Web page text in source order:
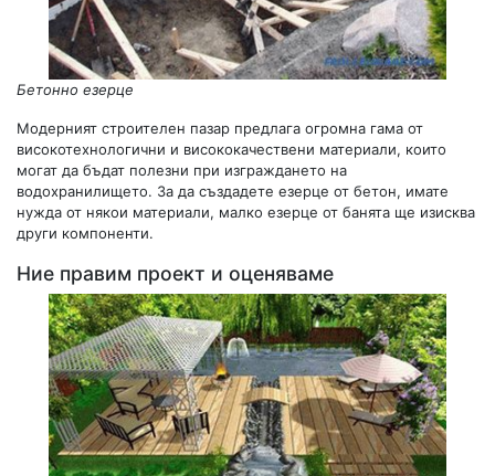
Бетонно езерце
Модерният строителен пазар предлага огромна гама от
високотехнологични и висококачествени материали, които
могат да бъдат полезни при изграждането на
водохранилището. За да създадете езерце от бетон, имате
нужда от някои материали, малко езерце от банята ще изисква
други компоненти.
Ние правим проект и оценяваме